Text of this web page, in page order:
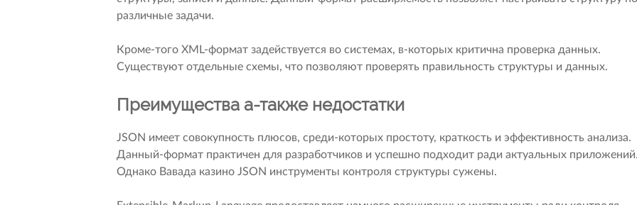
различные задачи.
Кроме-того XML-формат задействуется во системах, в-которых критична проверка данных.
Существуют отдельные схемы, что позволяют проверять правильность структуры и данных.
Преимущества а-также недостатки
JSON имеет совокупность плюсов, среди-которых простоту, краткость и эффективность анализа.
Данный-формат практичен для разработчиков и успешно подходит ради актуальных
Однако Вавада казино JSON инструменты контроля структуры сужены.